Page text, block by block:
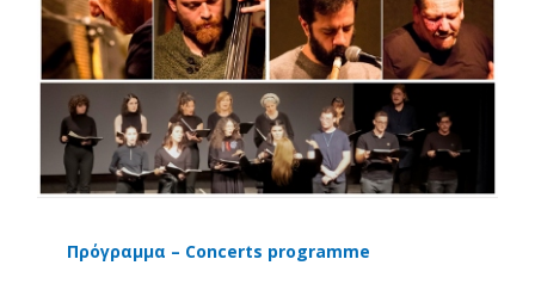
Πρόγραμμα – Concerts programme